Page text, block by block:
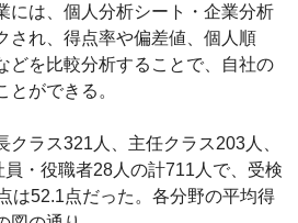
には、個人分析シート・企業分析
され、得点率や偏差値、個人順
どを比較分析することで、自社の
ができる。
ラス321人、主任クラス203人、
・役職者28人の計711人で、受検
は52.1点だった。各分野の平均得